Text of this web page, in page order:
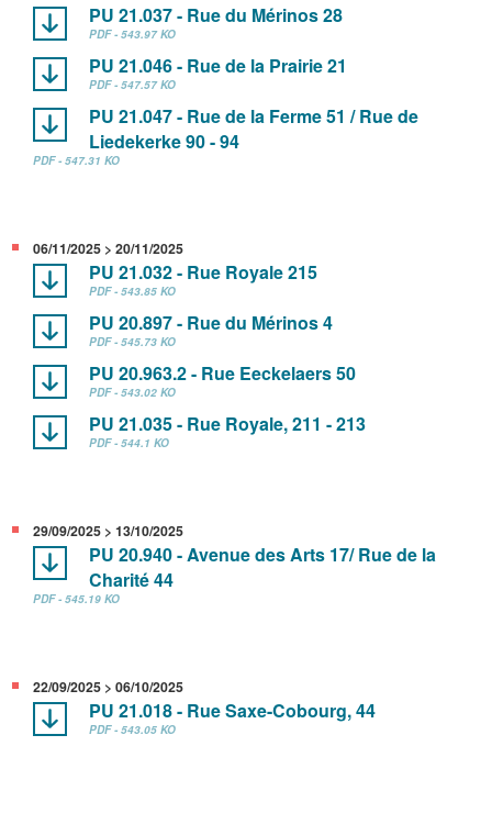
PU 21.037 - Rue du Mérinos 28
PDF - 543.97 KO
PU 21.046 - Rue de la Prairie 21
PDF - 547.57 KO
PU 21.047 - Rue de la Ferme 51 / Rue de
Liedekerke 90 - 94
PDF - 547.31 KO
06/11/2025 > 20/11/2025
PU 21.032 - Rue Royale 215
PDF - 543.85 KO
PU 20.897 - Rue du Mérinos 4
PDF - 545.73 KO
PU 20.963.2 - Rue Eeckelaers 50
PDF - 543.02 KO
PU 21.035 - Rue Royale, 211 - 213
PDF - 544.1 KO
29/09/2025 > 13/10/2025
PU 20.940 - Avenue des Arts 17/ Rue de la
Charité 44
PDF - 545.19 KO
22/09/2025 > 06/10/2025
PU 21.018 - Rue Saxe-Cobourg, 44
PDF - 543.05 KO